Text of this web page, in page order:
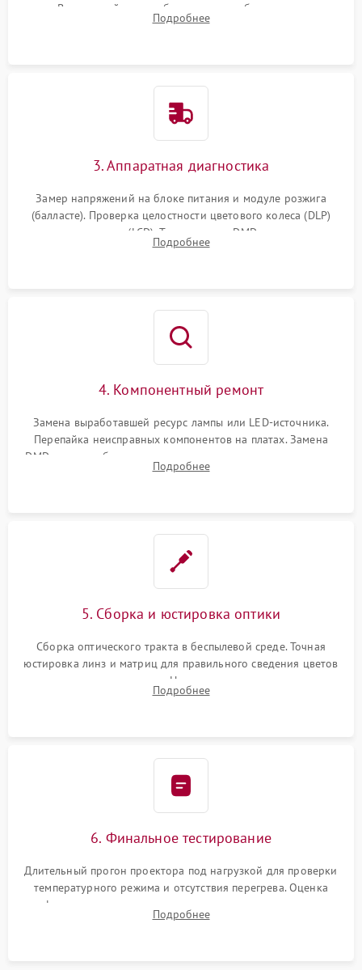
пыли. Визуальный осмотр блока питания, балласта лампы и
материнской платы на наличие прогаров или вздутых
Подробнее
3. Аппаратная диагностика
Замер напряжений на блоке питания и модуле розжига
(балласте). Проверка целостности цветового колеса (DLP)
или поляризаторов (LCD). Тестирование DMD-чипа, датчиков
температуры и оптопар с помощью мультиметра и
Подробнее
4. Компонентный ремонт
Замена выработавшей ресурс лампы или LED-источника.
Перепайка неисправных компонентов на платах. Замена
DMD-чипа при битых пикселях, установка нового цветового
колеса или восстановление сгоревших поляризационных
Подробнее
5. Сборка и юстировка оптики
Сборка оптического тракта в беспылевой среде. Точная
юстировка линз и матриц для правильного сведения цветов
и устранения размытия. Надежное подключение всех
шлейфов, установка датчиков и закрытие корпуса
Подробнее
6. Финальное тестирование
Длительный прогон проектора под нагрузкой для проверки
температурного режима и отсутствия перегрева. Оценка
фокуса, контрастности и цветопередачи на тестовых
таблицах. Проверка работы всех видеовходов и кнопок
Подробнее